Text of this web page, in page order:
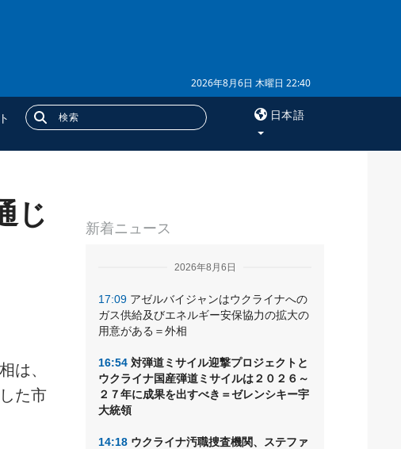
2026年8月6日 木曜日 22:40
日本語
購読
新着ニュース
2026年8月6日
17:09 アゼルバイジャンはウクライナへの
ガス供給及びエネルギー安保協力の拡大の
用意がある＝外相
16:54 対弾道ミサイル迎撃プロジェクトと
ウクライナ国産弾道ミサイルは２０２６～
２７年に成果を出すべき＝ゼレンシキー宇
大統領
14:18 ウクライナ汚職捜査機関、ステファ
じ
は、
た市